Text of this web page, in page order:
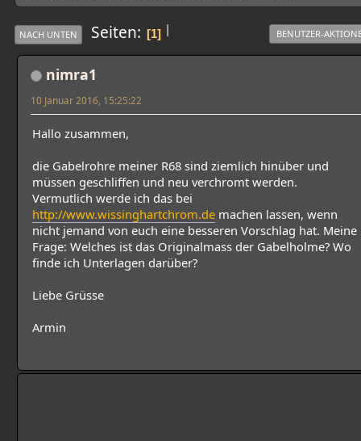
|
NACH UNTEN Seiten 1 BENUTZER-
nimra1
10 Januar 2016, 15:25:22
Hallo zusammen,
die Gabelrohre meiner R68 sind ziemlich hinüber und
müssen geschliffen und neu verchromt werden.
Vermutlich werde ich das bei
http://www.wissinghartchrom.de machen lassen, wenn
nicht jemand von euch eine besseren Vorschlag hat. Meine
Frage: Welches ist das Originalmass der Gabelholme? Wo
finde ich Unterlagen darüber?
Liebe Grüsse
Armin